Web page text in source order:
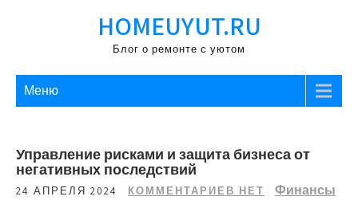
HOMEUYUT.RU
Блог о ремонте с уютом
Меню
Управление рисками и защита бизнеса от
негативных последствий
24 АПРЕЛЯ 2024 КОММЕНТАРИЕВ НЕТ Финансы